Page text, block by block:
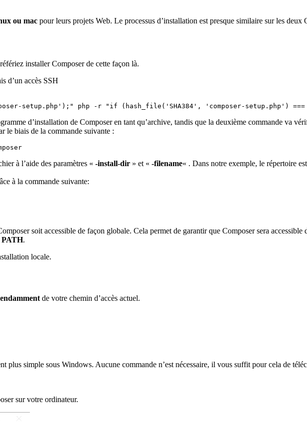
ou mac pour leurs projets Web. Le processus d’installation est presque similaire sur les deux
installer Composer de cette façon là.
d’un accès SSH
setup.php');" php -r "if (hash_file('SHA384', 'composer-setup.php') ===
d’installation de Composer en tant qu’archive, tandis que la deuxième commande va
le biais de la commande suivante :
à l’aide des paramètres « -install-dir » et « -filename« . Dans notre exemple, le répertoire
à la commande suivante:
soit accessible de façon globale. Cela permet de garantir que Composer sera accessible
PATH.
locale.
de votre chemin d’accès actuel.
plus simple sous Windows. Aucune commande n’est nécessaire, il vous suffit pour cela de
sur votre ordinateur.